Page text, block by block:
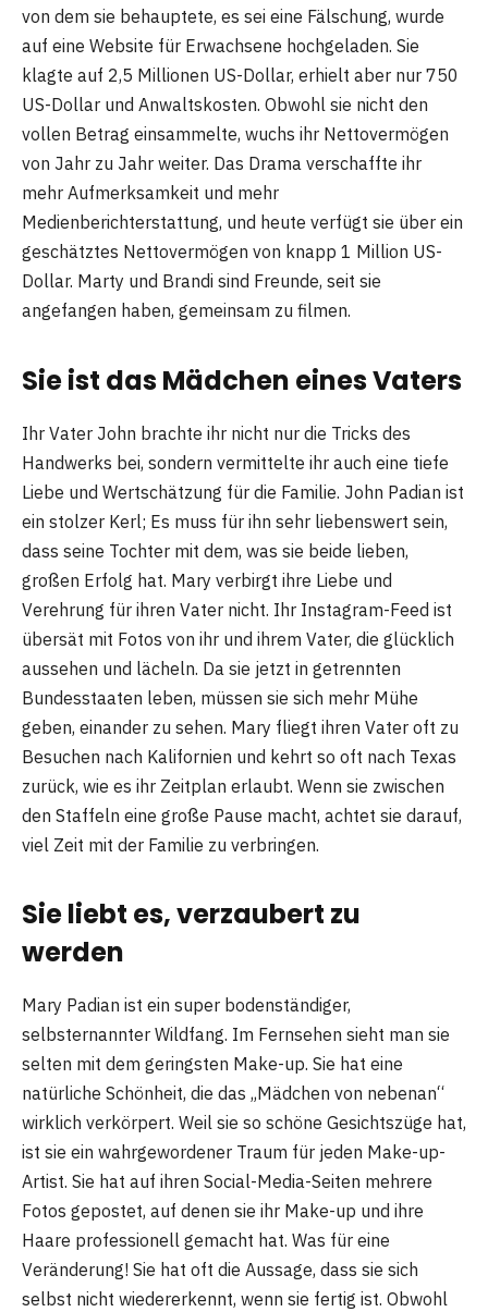
von dem sie behauptete, es sei eine Fälschung, wurde
auf eine Website für Erwachsene hochgeladen. Sie
klagte auf 2,5 Millionen US-Dollar, erhielt aber nur 750
US-Dollar und Anwaltskosten. Obwohl sie nicht den
vollen Betrag einsammelte, wuchs ihr Nettovermögen
von Jahr zu Jahr weiter. Das Drama verschaffte ihr
mehr Aufmerksamkeit und mehr
Medienberichterstattung, und heute verfügt sie über ein
geschätztes Nettovermögen von knapp 1 Million US-
Dollar. Marty und Brandi sind Freunde, seit sie
angefangen haben, gemeinsam zu filmen.
Sie ist das Mädchen eines Vaters
Ihr Vater John brachte ihr nicht nur die Tricks des
Handwerks bei, sondern vermittelte ihr auch eine tiefe
Liebe und Wertschätzung für die Familie. John Padian ist
ein stolzer Kerl; Es muss für ihn sehr liebenswert sein,
dass seine Tochter mit dem, was sie beide lieben,
großen Erfolg hat. Mary verbirgt ihre Liebe und
Verehrung für ihren Vater nicht. Ihr Instagram-Feed ist
übersät mit Fotos von ihr und ihrem Vater, die glücklich
aussehen und lächeln. Da sie jetzt in getrennten
Bundesstaaten leben, müssen sie sich mehr Mühe
geben, einander zu sehen. Mary fliegt ihren Vater oft zu
Besuchen nach Kalifornien und kehrt so oft nach Texas
zurück, wie es ihr Zeitplan erlaubt. Wenn sie zwischen
den Staffeln eine große Pause macht, achtet sie darauf,
viel Zeit mit der Familie zu verbringen.
Sie liebt es, verzaubert zu
werden
Mary Padian ist ein super bodenständiger,
selbsternannter Wildfang. Im Fernsehen sieht man sie
selten mit dem geringsten Make-up. Sie hat eine
natürliche Schönheit, die das „Mädchen von nebenan“
wirklich verkörpert. Weil sie so schöne Gesichtszüge hat,
ist sie ein wahrgewordener Traum für jeden Make-up-
Artist. Sie hat auf ihren Social-Media-Seiten mehrere
Fotos gepostet, auf denen sie ihr Make-up und ihre
Haare professionell gemacht hat. Was für eine
Veränderung! Sie hat oft die Aussage, dass sie sich
selbst nicht wiedererkennt, wenn sie fertig ist. Obwohl